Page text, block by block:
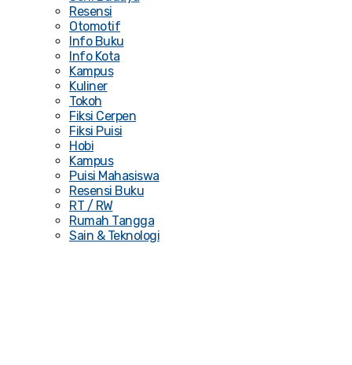
Resensi
Otomotif
Info Buku
Info Kota
Kampus
Kuliner
Tokoh
Fiksi Cerpen
Fiksi Puisi
Hobi
Kampus
Puisi Mahasiswa
Resensi Buku
RT / RW
Rumah Tangga
Sain & Teknologi